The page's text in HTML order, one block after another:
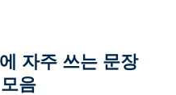
자주 쓰는 문장
음